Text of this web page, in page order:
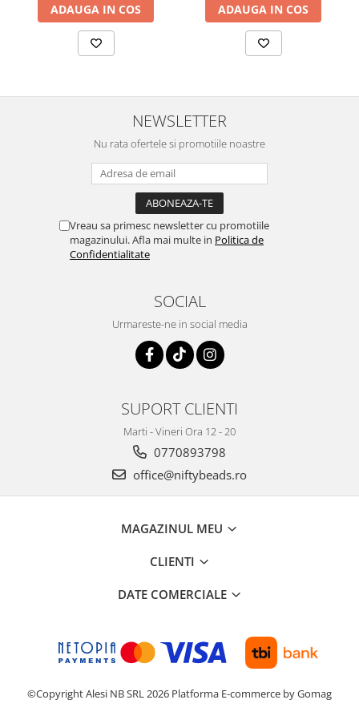
ADAUGA IN COS ADAUGA IN COS
NEWSLETTER
Nu rata ofertele si promotiile noastre
Vreau sa primesc newsletter cu promotiile
magazinului. Afla mai multe in Politica de
Confidentialitate
SOCIAL
Urmareste-ne in social media
SUPORT CLIENTI
Marti - Vineri Ora 12 - 20
0770893798
office@niftybeads.ro
MAGAZINUL MEU
CLIENTI
DATE COMERCIALE
©Copyright Alesi NB SRL 2026 Platforma E-commerce by Gomag